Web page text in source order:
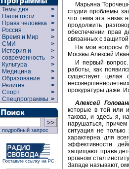
Темы дня
>
Наши гости
>
Права человека >
Россия
>
Время и Мир
>
СМИ
>
История и
современность
>
>
Культура
>
Медицина
>
Образование
>
Религия
>
Спорт
>
Спецпрограммы >
подробный запрос
Поставьте ссылку на РС
Марьяна
студии проблемы
что тема эта никак
продолжить
обеспечении прав
связанных с
На мои вопросы
Москвы Алексей
И первый вопрос.
работы, как
существует целая
прокуратуры даже.
Алексей
которые в той или
такова, и здесь я,
нарушаться,
ситуация не
характерна для
эффективности
защищают права
органом стал
Западе называют,